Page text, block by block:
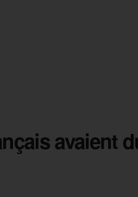
avaient